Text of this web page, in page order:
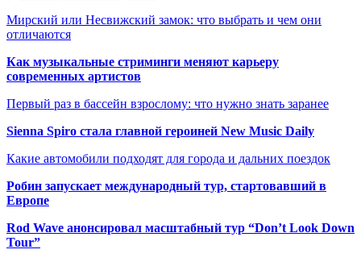
Мирский или Несвижский замок: что выбрать и чем они
отличаются
Как музыкальные стриминги меняют карьеру
современных артистов
Первый раз в бассейн взрослому: что нужно знать заранее
Sienna Spiro стала главной героиней New Music Daily
Какие автомобили подходят для города и дальних поездок
Робин запускает международный тур, стартовавший в
Европе
Rod Wave анонсировал масштабный тур “Don’t Look Down
Tour”